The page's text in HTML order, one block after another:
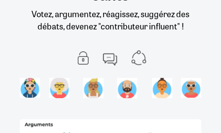
Votez, argumentez, réagissez, suggérez des
débats, devenez "contributeur influent" !